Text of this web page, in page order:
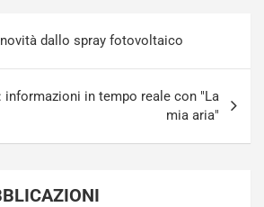
dallo spray fotovoltaico
informazioni in tempo reale con "La
mia aria"